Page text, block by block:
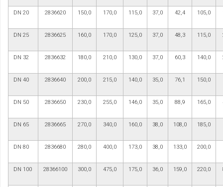
DN 20 2836620 150,0 170,0 115,0 37,0 42,4 105,0
DN 25 2836625 160,0 170,0 125,0 37,0 48,3 115,0
DN 32 2836632 180,0 210,0 130,0 37,0 60,3 140,0
DN 40 2836640 200,0 215,0 140,0 35,0 76,1 150,0
DN 50 2836650 230,0 255,0 146,0 35,0 88,9 165,0
DN 65 2836665 270,0 340,0 160,0 38,0 108,0 185,0
DN 80 2836680 280,0 400,0 173,0 38,0 133,0 200,0
DN 100 28366100 300,0 475,0 175,0 36,0 159,0 220,0